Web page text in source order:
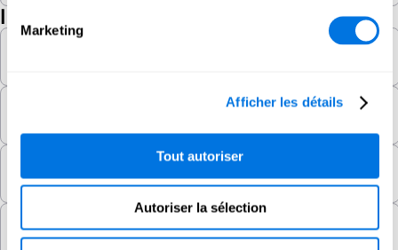
Marketing
Afficher les détails
Tout autoriser
Autoriser la sélection
I
Influencer les élections
Informatique quantique